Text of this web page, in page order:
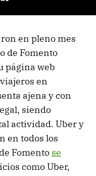
en pleno mes
de Fomento
página web
en
ajena y con
siendo
actividad. Uber y
en todos los
Fomento se
como Uber,